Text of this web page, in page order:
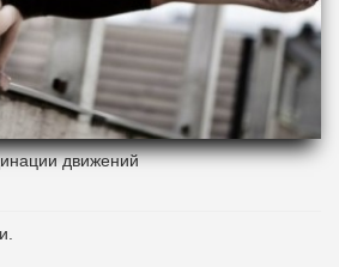
движений